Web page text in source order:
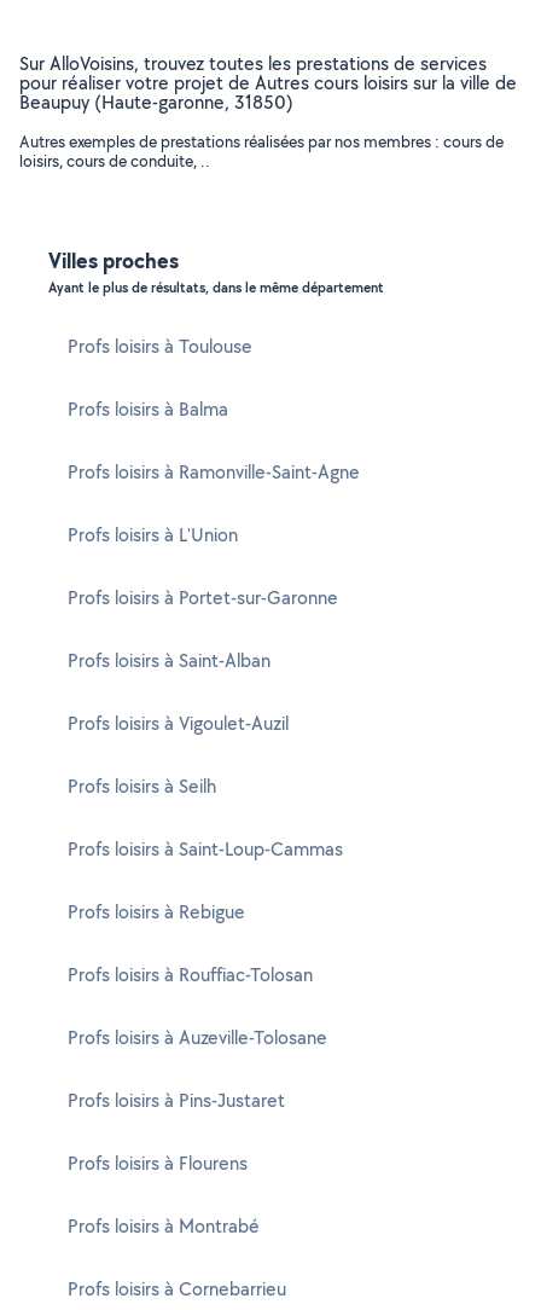
Sur AlloVoisins, trouvez toutes les prestations de services
pour réaliser votre projet de Autres cours loisirs sur la ville de
Beaupuy (Haute-garonne, 31850)
Autres exemples de prestations réalisées par nos membres : cours de
loisirs, cours de conduite, ..
Villes proches
Ayant le plus de résultats, dans le même département
Profs loisirs à Toulouse
Profs loisirs à Balma
Profs loisirs à Ramonville-Saint-Agne
Profs loisirs à L'Union
Profs loisirs à Portet-sur-Garonne
Profs loisirs à Saint-Alban
Profs loisirs à Vigoulet-Auzil
Profs loisirs à Seilh
Profs loisirs à Saint-Loup-Cammas
Profs loisirs à Rebigue
Profs loisirs à Rouffiac-Tolosan
Profs loisirs à Auzeville-Tolosane
Profs loisirs à Pins-Justaret
Profs loisirs à Flourens
Profs loisirs à Montrabé
Profs loisirs à Cornebarrieu